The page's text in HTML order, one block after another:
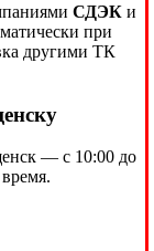
СДЭК и
при
другими ТК
— с 10:00 до